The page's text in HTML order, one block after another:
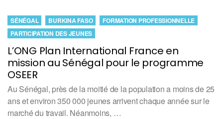
L’ONG Plan International France en
mission au Sénégal pour le programme
OSEER
SÉNÉGAL BURKINA FASO
FORMATION PROFESSIONNELLE
PARTICIPATION DES JEUNES
Au Sénégal, près de la moitié de la population a moins de 25
ans et environ 350 000 jeunes arrivent chaque année sur le
marché du travail. Néanmoins, …